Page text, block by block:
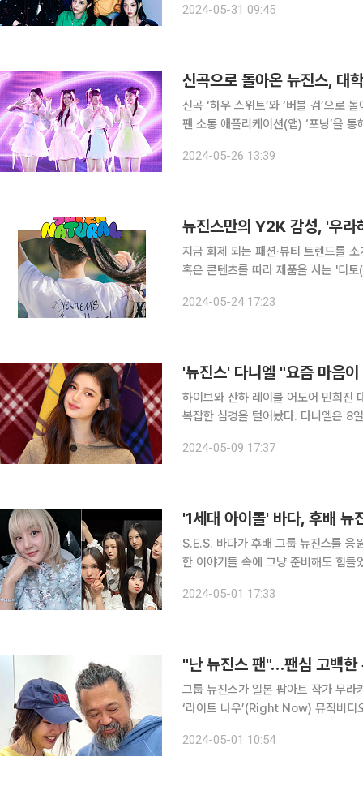
호평받아온 뉴진스는 이번 팝업을 빈
2024-05-31 09:45
신곡으로 돌아온 뉴진스, 대
신곡 ‘하우 스위트’와 ‘버블 검’으로 돌아온
팬 소통 애플리케이션(앱) ‘포닝’을
고려대 축제 ‘입실렌티’ 무대에 섰다.
2024-05-26 13:39
뉴진스만의 Y2K 감성, '우
지금 화제 되는 패션·뷰티 트렌드를
혹은 콘텐츠를 따라 제품을 사는 '디
어와 모회사 하이브의 잡음으로 조용
2024-05-24 17:23
'뉴진스' 다니엘 "요즘 마음
하이브와 산하 레이블 어도어 민희진
복잡한 심경을 털어놨다. 다니엘은 8일 팬 커뮤니티 플랫폼 ‘포닝’을 통해 “평소보다 좀 조용해서 걱
다니엘은 “요즘 마음이 너무 무겁지
2024-05-09 17:37
'1세대 아이돌' 바다, 후배
S.E.S. 바다가 후배 그룹 뉴진스를 응원했다. 1일 바다는 자신의 인스타그램을 통해
한 이야기들 속에 그냥 준비해도 힘들
이 담겼다. 캡처 본에서 뉴진스는 그
2024-05-01 17:33
"난 뉴진스 팬"…팬심 고백한
그룹 뉴진스가 일본 팝아트 작가 무라카미 다카시와 협업한
‘라이트 나우’(Right Now) 뮤직비디
표도 자신의 SNS에 해당 영상을 올리
2024-05-01 10:54